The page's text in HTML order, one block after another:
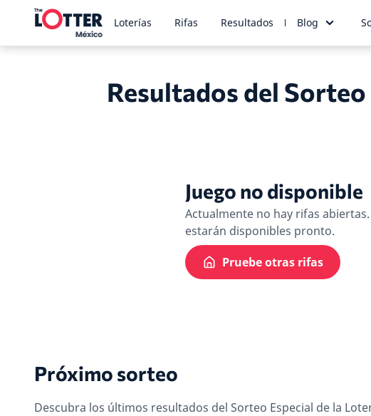
Loterías Rifas Resultados Blog
Resultados del
Juego no disponible
Actualmente no hay rifas
estarán disponibles pronto.
Pruebe otras rifas
Próximo sorteo
Descubra los últimos resultados del Sorteo Especial de la